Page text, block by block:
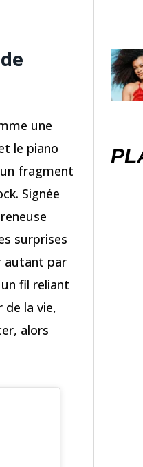
une
le piano
fragment
Signée
surprises
autant par
fil reliant
de la vie,
alors